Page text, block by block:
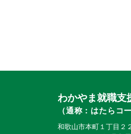
わかやま就職支
（通称：はたらコ
和歌山市本町１丁目２